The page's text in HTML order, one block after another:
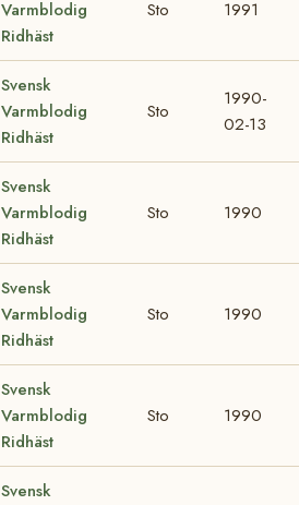
Varmblodig
Ridhäst
Sto 1991
Svensk
Varmblodig
Ridhäst
Sto
1990-
02-13
Svensk
Varmblodig
Ridhäst
Sto 1990
Svensk
Varmblodig
Ridhäst
Sto 1990
Svensk
Varmblodig
Ridhäst
Sto 1990
Svensk